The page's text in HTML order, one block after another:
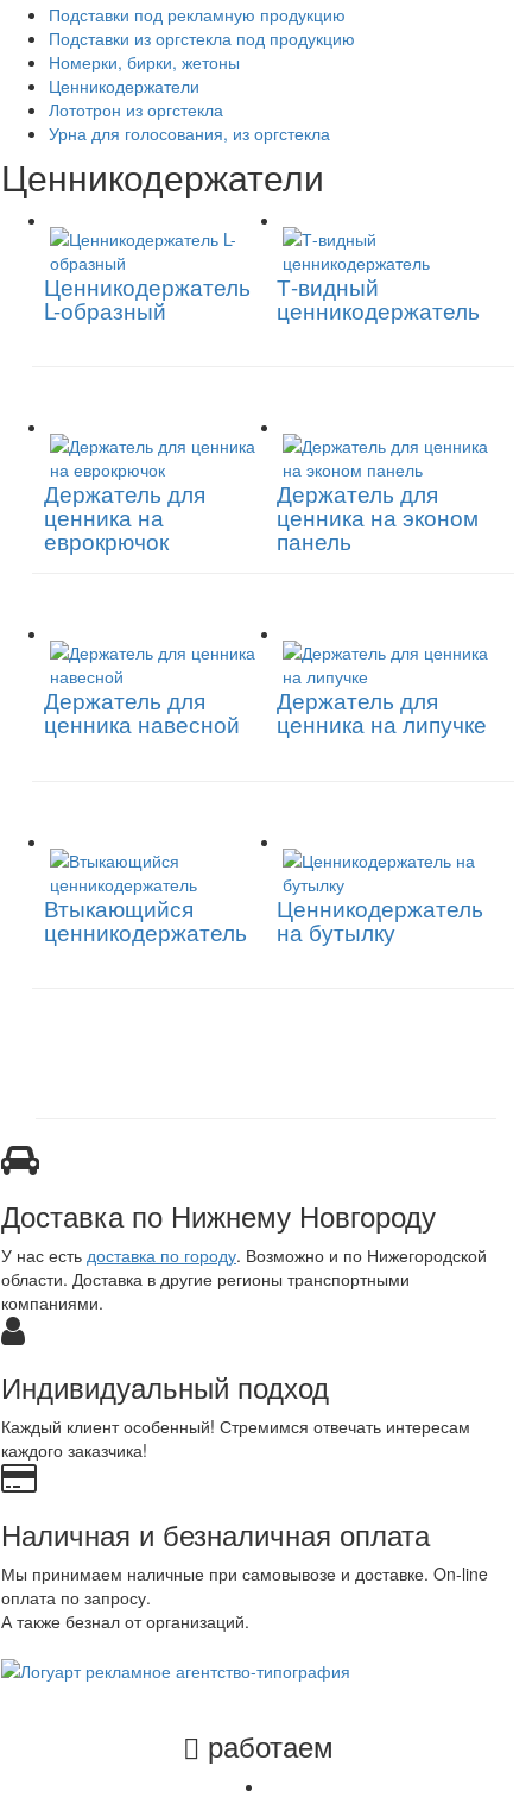
Подставки под рекламную продукцию
Подставки из оргстекла под продукцию
Номерки, бирки, жетоны
Ценникодержатели
Лототрон из оргстекла
Урна для голосования, из оргстекла
Ценникодержатели
Ценникодержатель
L-образный
Т-видный
ценникодержатель
Держатель для
ценника на
еврокрючок
Держатель для
ценника на эконом
панель
Держатель для
ценника навесной
Держатель для
ценника на липучке
Втыкающийся
ценникодержатель
Ценникодержатель
на бутылку
Доставка по Нижнему Новгороду
У нас есть доставка по городу. Возможно и по Нижегородской
области. Доставка в другие регионы транспортными
компаниями.
Индивидуальный подход
Каждый клиент особенный! Стремимся отвечать интересам
каждого заказчика!
Наличная и безналичная оплата
Мы принимаем наличные при самовывозе и доставке. On-line
оплата по запросу.
А также безнал от организаций.
работаем